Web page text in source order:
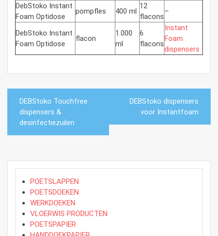
DebStoko Instant
Foam Optidose
pompfles 400 ml
12
flacons
–
DebStoko Instant
Foam Optidose
flacon
1.000
ml
6
flacons
Instant
Foam
dispensers
Bericht
navigatie
DEBStoko Touchfree
dispensers &
desinfectiezuilen
DEBStoko dispensers
voor Instantfoam
POETSLAPPEN
POETSDOEKEN
WERKDOEKEN
VLOERWIS PRODUCTEN
POETSPAPIER